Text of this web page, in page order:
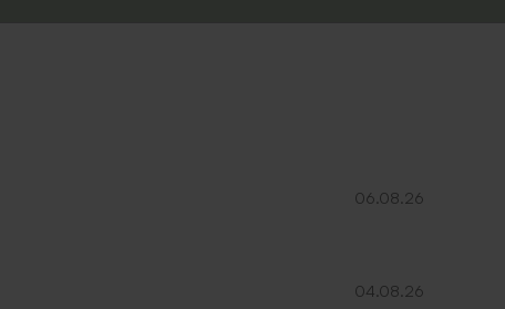
06.08.26
04.08.26